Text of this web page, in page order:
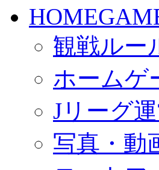
観戦ルー
ホームゲ
Jリーグ
写真・動